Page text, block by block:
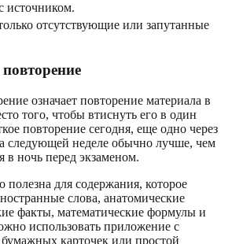
источником.
отсутствующие или запутанные
означает повторение материала в
того, чтобы втиснуть его в один
повторение сегодня, еще одно через
следующей неделе обычно лучше, чем
в ночь перед экзаменом.
полезна для содержания, которое
слова, анатомические
факты, математические формулы и
использовать приложение с
карточек или простой